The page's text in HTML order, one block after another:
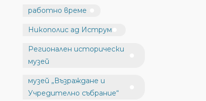
работно време
Никополис ад Иструм
Регионален исторически
музей
музей „Възраждане и
Учредително събрание“